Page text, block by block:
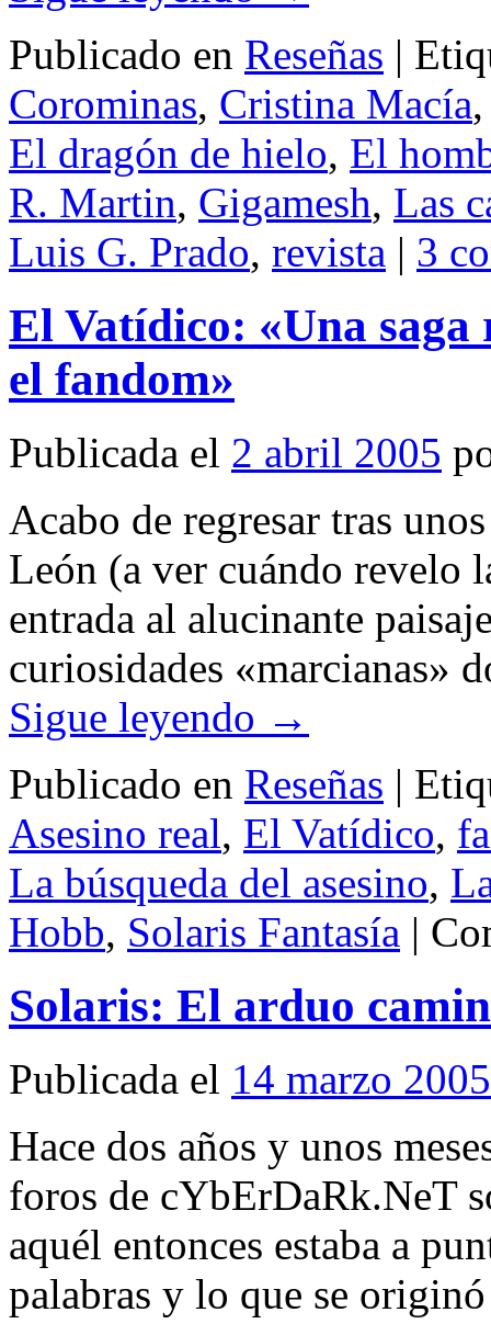
Publicado en Reseñas |
Corominas, Cristina Macía
El dragón de hielo, El
R. Martin, Gigamesh, Las
Luis G. Prado, revista | 3
El Vatídico: «Una
el fandom»
Publicada el 2 abril 2005
Acabo de regresar tras
León (a ver cuándo revelo
entrada al alucinante
curiosidades «marcianas»
Sigue leyendo →
Publicado en Reseñas |
Asesino real, El Vatídico,
La búsqueda del asesino,
Hobb, Solaris Fantasía |
Solaris: El arduo
Publicada el 14 marzo 2005
Hace dos años y unos
foros de cYbErDaRk.NeT
aquél entonces estaba a
palabras y lo que se